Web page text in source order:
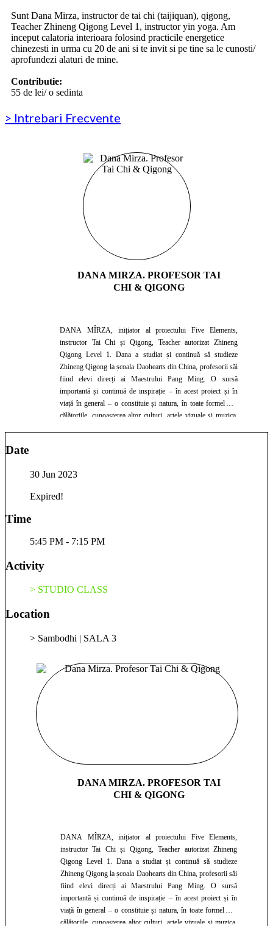
Sunt Dana Mirza, instructor de tai chi (taijiquan), qigong,
Teacher Zhineng Qigong Level 1, instructor yin yoga. Am
inceput calatoria interioara folosind practicile energetice
chinezesti in urma cu 20 de ani si te invit si pe tine sa le cunosti/
aprofundezi alaturi de mine.
Contributie:
55 de lei/ o sedinta
> Intrebari Frecvente
DANA MIRZA. PROFESOR TAI
CHI & QIGONG
DANA MÎRZA, inițiator al proiectului Five Elements,
instructor Tai Chi și Qigong, Teacher autorizat Zhineng
Qigong Level 1. Dana a studiat și continuă să studieze
Zhineng Qigong la școala Daohearts din China, profesorii săi
fiind elevi direcți ai Maestrului Pang Ming. O sursă
importantă și continuă de inspirație – în acest proiect și în
viață în general – o constituie și natura, în toate formele ei,
călătoriile, cunoașterea altor culturi, artele vizuale și muzica,
Date
30 Jun 2023
Expired!
Time
5:45 PM - 7:15 PM
Activity
> STUDIO CLASS
Location
> Sambodhi | SALA 3
DANA MIRZA. PROFESOR TAI
CHI & QIGONG
DANA MÎRZA, inițiator al proiectului Five Elements,
instructor Tai Chi și Qigong, Teacher autorizat Zhineng
Qigong Level 1. Dana a studiat și continuă să studieze
Zhineng Qigong la școala Daohearts din China, profesorii săi
fiind elevi direcți ai Maestrului Pang Ming. O sursă
importantă și continuă de inspirație – în acest proiect și în
viață în general – o constituie și natura, în toate formele ei,
călătoriile, cunoașterea altor culturi, artele vizuale și muzica,